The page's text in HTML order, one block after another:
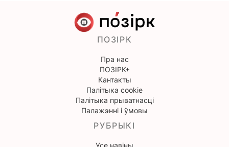
ПОЗІРК
Пра нас
ПОЗІРК+
Кантакты
Палітыка cookie
Палітыка прыватнасці
Палажэнні і ўмовы
РУБРЫКІ
Усе навіны